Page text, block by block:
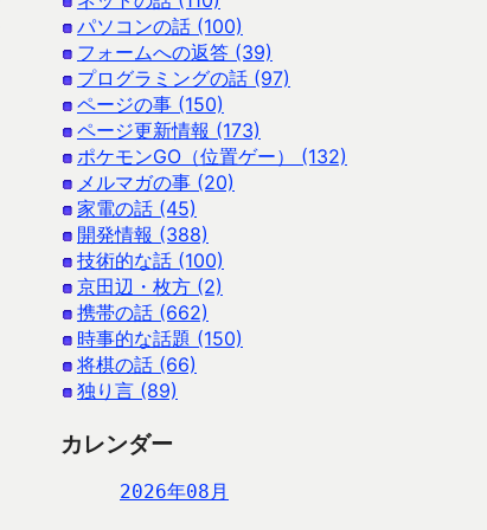
パソコンの話 (100)
フォームへの返答 (39)
プログラミングの話 (97)
ページの事 (150)
ページ更新情報 (173)
ポケモンGO（位置ゲー） (132)
メルマガの事 (20)
家電の話 (45)
開発情報 (388)
技術的な話 (100)
京田辺・枚方 (2)
携帯の話 (662)
時事的な話題 (150)
将棋の話 (66)
独り言 (89)
カレンダー
2026年08月